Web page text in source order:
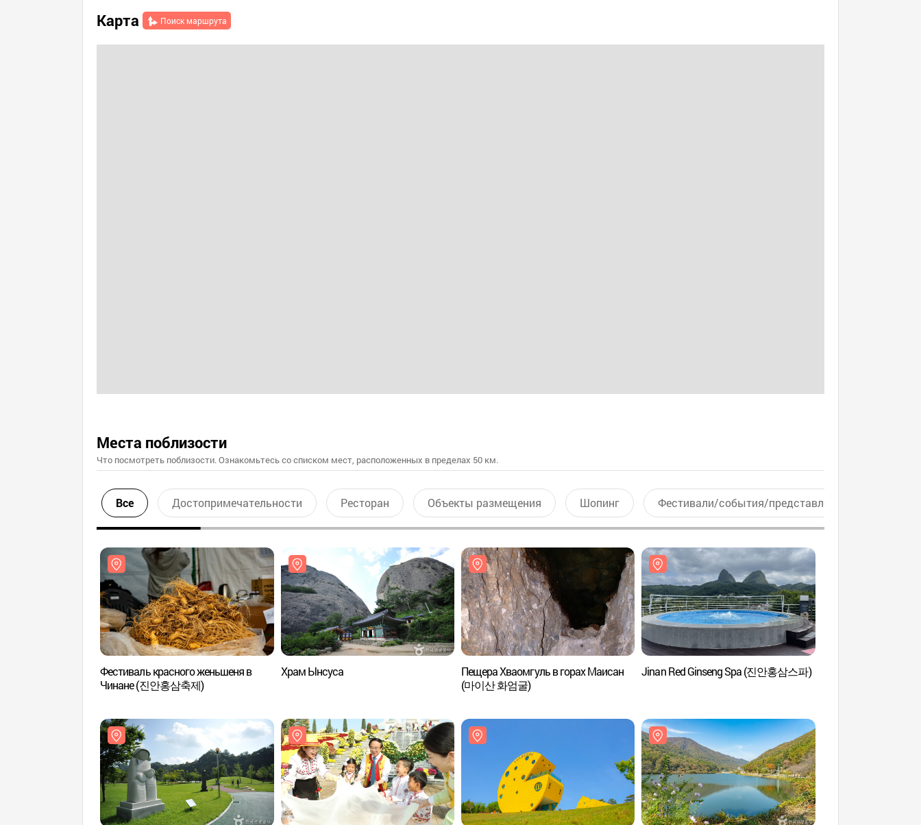
Карта Поиск маршрута
Места поблизости
Что посмотреть поблизости. Ознакомьтесь со списком мест, расположенных в пределах 50 км.
Все Достопримечательности Ресторан Объекты размещения Шопинг Фестивали/события/представления
Фестиваль красного женьшеня в
Чинане (진안홍삼축제)
Храм Ынсуса
Пещера Хваомгуль в горах Маисан
(마이산 화엄굴)
Jinan Red Ginseng Spa (진안홍삼스파)